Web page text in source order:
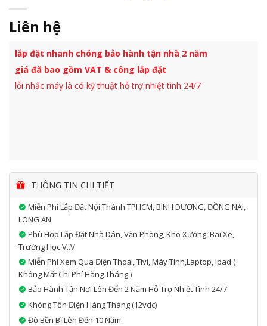
Liên hệ
lắp đặt nhanh chóng bảo hành tận nhà 2 năm
giá đã bao gồm VAT & công lắp đặt
lỗi nhấc máy là có kỹ thuật hỗ trợ nhiệt tình 24/7
THÔNG TIN CHI TIẾT
Miễn Phí Lắp Đặt Nội Thành TPHCM, BÌNH DƯƠNG, ĐỒNG NAI,
LONG AN
Phù Hợp Lắp Đặt Nhà Dân, Văn Phòng, Kho Xưởng, Bãi Xe,
Trường Học V..v
Miễn Phí Xem Qua Điện Thoại, Tivi, Máy Tính,laptop, Ipad (
Không Mất Chi Phí Hàng Tháng )
Bảo Hành Tận Nơi Lên Đến 2 Năm Hỗ Trợ Nhiệt Tình 24/7
Không Tốn Điện Hàng Tháng (12vdc)
Độ Bền Bĩ Lên Đến 10 Năm